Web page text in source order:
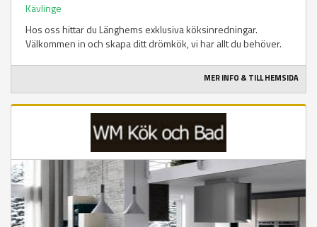
Kävlinge
Hos oss hittar du Länghems exklusiva köksinredningar.
Välkommen in och skapa ditt drömkök, vi har allt du behöver.
MER INFO & TILL HEMSIDA